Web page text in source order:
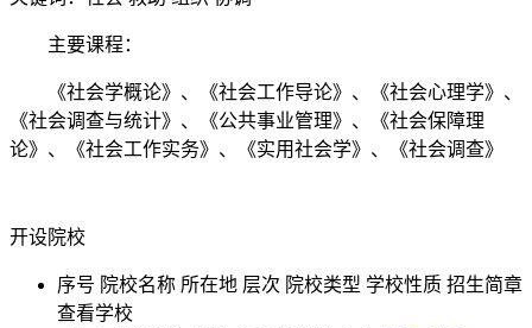
主要课程：
《社会学概论》、《社会工作导论》、《社会心理学》、
《社会调查与统计》、《公共事业管理》、《社会保障理
论》、《社会工作实务》、《实用社会学》、《社会调查》
开设院校
序号 院校名称 所在地 层次 院校类型 学校性质 招生简章
查看学校